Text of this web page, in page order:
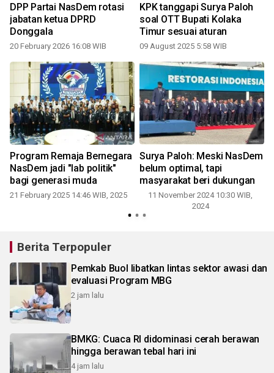
DPP Partai NasDem rotasi
jabatan ketua DPRD
Donggala
20 February 2026 16:08 WIB
KPK tanggapi Surya Paloh
soal OTT Bupati Kolaka
Timur sesuai aturan
09 August 2025 5:58 WIB
Program Remaja Bernegara
NasDem jadi "lab politik"
bagi generasi muda
21 February 2025 14:46 WIB, 2025
Surya Paloh: Meski NasDem
belum optimal, tapi
masyarakat beri dukungan
11 November 2024 10:30 WIB,
2024
Berita Terpopuler
Pemkab Buol libatkan lintas sektor awasi dan
evaluasi Program MBG
2 jam lalu
BMKG: Cuaca RI didominasi cerah berawan
hingga berawan tebal hari ini
4 jam lalu